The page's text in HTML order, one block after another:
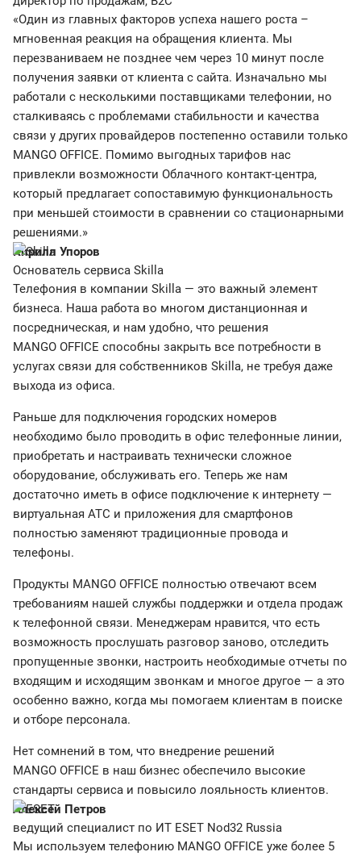
«Один из главных факторов успеха нашего роста –
мгновенная реакция на обращения клиента. Мы
перезваниваем не позднее чем через 10 минут после
получения заявки от клиента с сайта. Изначально мы
работали с несколькими поставщиками телефонии, но
сталкиваясь с проблемами стабильности и качества
связи у других провайдеров постепенно оставили только
MANGO OFFICE. Помимо выгодных тарифов нас
привлекли возможности Облачного контакт-центра,
который предлагает сопоставимую функциональность
при меньшей стоимости в сравнении со стационарными
решениями.»
Кирилл Упоров
Основатель сервиса Skilla
Телефония в компании Skilla — это важный элемент
бизнеса. Наша работа во многом дистанционная и
посредническая, и нам удобно, что решения
MANGO OFFICE способны закрыть все потребности в
услугах связи для собственников Skilla, не требуя даже
выхода из офиса.
Раньше для подключения городских номеров
необходимо было проводить в офис телефонные линии,
приобретать и настраивать технически сложное
оборудование, обслуживать его. Теперь же нам
достаточно иметь в офисе подключение к интернету —
виртуальная АТС и приложения для смартфонов
полностью заменяют традиционные провода и
телефоны.
Продукты MANGO OFFICE полностью отвечают всем
требованиям нашей службы поддержки и отдела продаж
к телефонной связи. Менеджерам нравится, что есть
возможность прослушать разговор заново, отследить
пропущенные звонки, настроить необходимые отчеты по
входящим и исходящим звонкам и многое другое — а это
особенно важно, когда мы помогаем клиентам в поиске
и отборе персонала.
Нет сомнений в том, что внедрение решений
MANGO OFFICE в наш бизнес обеспечило высокие
стандарты сервиса и повысило лояльность клиентов.
Алексей Петров
ведущий специалист по ИТ ESET Nod32 Russia
Мы используем телефонию MANGO OFFICE уже более 5